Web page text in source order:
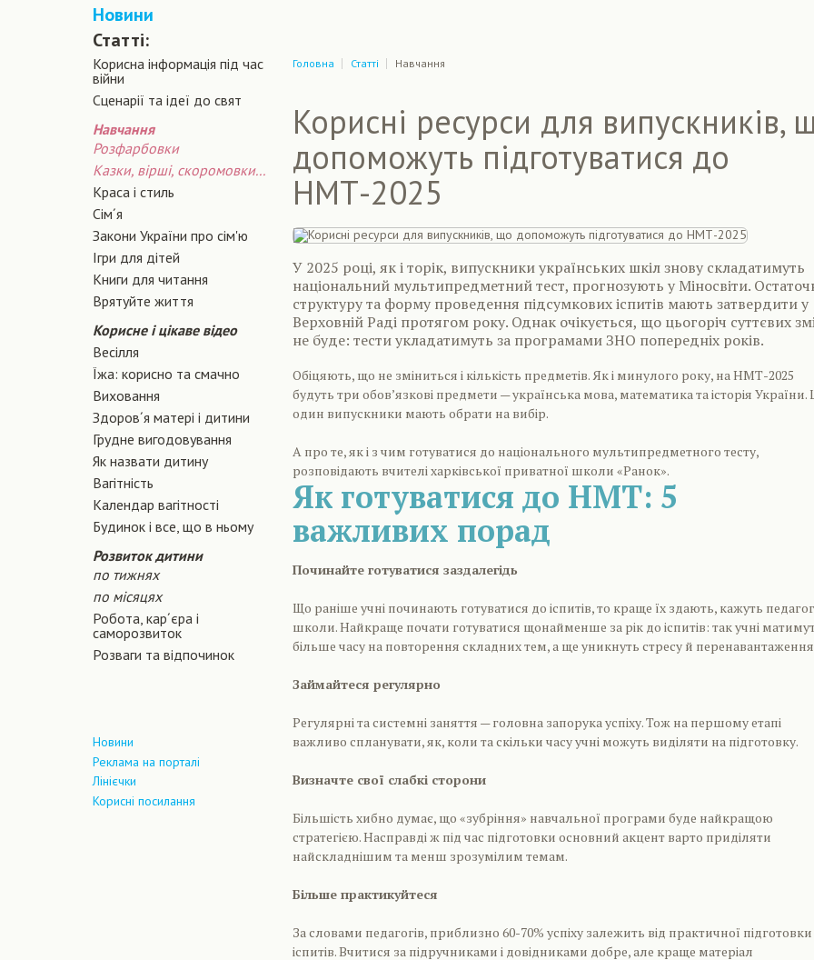
Новини
Статті:
Корисна інформація під час
війни
Сценарiї та iдеї до свят
Навчання
Розфарбовки
Казки, вірші, скоромовки...
Краса і стиль
Сiм´я
Закони України про сiм'ю
Ігри для дітей
Книги для читання
Врятуйте життя
Корисне і цікаве відео
Весілля
Їжа: корисно та смачно
Виховання
Здоров´я матері і дитини
Грудне вигодовування
Як назвати дитину
Вагiтнiсть
Календар вагітності
Будинок і все, що в ньому
Розвиток дитини
по тижнях
по місяцях
Робота, кар´єра і
саморозвиток
Розваги та відпочинок
Новини
Реклама на порталі
Лінієчки
Корисні посилання
Головна Статті Навчання
Корисні ресурси для випускників,
допоможуть підготуватися до
НМТ-2025
У 2025 році, як і торік, випускники українських шкіл знову складатимуть
національний мультипредметний тест, прогнозують у Міносвіти.
структуру та форму проведення підсумкових іспитів мають затвердити у
Верховній Раді протягом року. Однак очікується, що цьогоріч суттєвих
не буде: тести укладатимуть за програмами ЗНО попередніх років.
Обіцяють, що не зміниться і кількість предметів. Як і минулого року, на НМТ-2025
будуть три обов’язкові предмети — українська мова, математика та історія України.
один випускники мають обрати на вибір.
А про те, як і з чим готуватися до національного мультипредметного тесту,
розповідають вчителі харківської приватної школи «Ранок».
Як готуватися до НМТ: 5
важливих порад
Починайте готуватися заздалегідь
Що раніше учні починають готуватися до іспитів, то краще їх здають, кажуть
школи. Найкраще почати готуватися щонайменше за рік до іспитів: так учні
більше часу на повторення складних тем, а ще уникнуть стресу й
Займайтеся регулярно
Регулярні та системні заняття — головна запорука успіху. Тож на першому етапі
важливо спланувати, як, коли та скільки часу учні можуть виділяти на підготовку.
Визначте свої слабкі сторони
Більшість хибно думає, що «зубріння» навчальної програми буде найкращою
стратегією. Насправді ж під час підготовки основний акцент варто приділяти
найскладнішим та менш зрозумілим темам.
Більше практикуйтеся
За словами педагогів, приблизно 60-70% успіху залежить від практичної
іспитів. Вчитися за підручниками і довідниками добре, але краще матеріал